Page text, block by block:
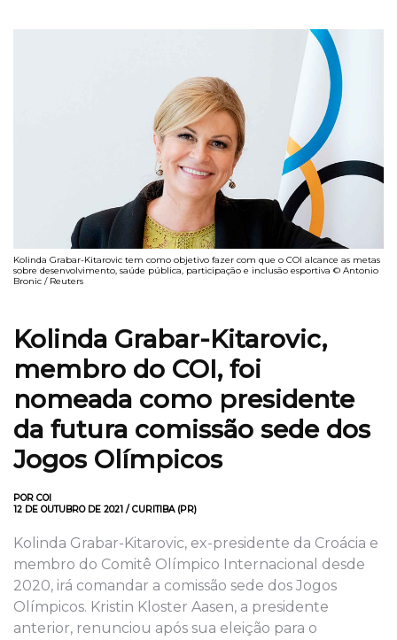
Kolinda Grabar-Kitarovic tem como objetivo fazer com que o COI alcance as metas
sobre desenvolvimento, saúde pública, participação e inclusão esportiva © Antonio
Bronic / Reuters
Kolinda Grabar-Kitarovic,
membro do COI, foi
nomeada como presidente
da futura comissão sede dos
Jogos Olímpicos
POR COI
12 DE OUTUBRO DE 2021 / CURITIBA (PR)
Kolinda Grabar-Kitarovic, ex-presidente da Croácia e
membro do Comitê Olímpico Internacional desde
2020, irá comandar a comissão sede dos Jogos
Olímpicos. Kristin Kloster Aasen, a presidente
anterior, renunciou após sua eleição para o